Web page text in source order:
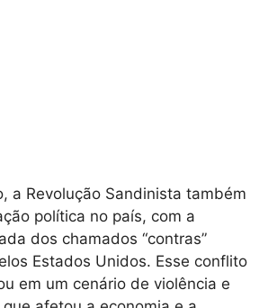
a Revolução Sandinista também
política no país, com a
dos chamados “contras”
Estados Unidos. Esse conflito
em um cenário de violência e